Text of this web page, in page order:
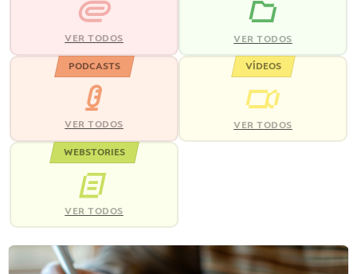
VER TODOS VER TODOS
PODCASTS
VER TODOS
VÍDEOS
VER TODOS
WEBSTORIES
VER TODOS